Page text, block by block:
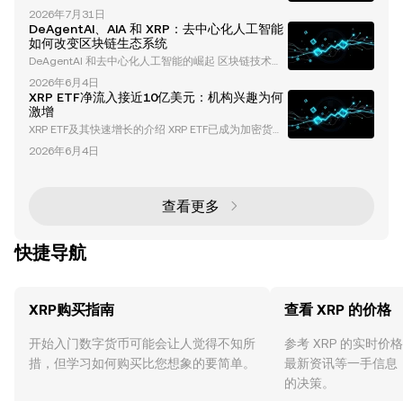
主导地位长期以来一直是理解加密货币市场趋势的重要
指标。历史上，比特币的主导地位反映了比特币在总加
密货币市值中所占的比例。截至目前，比特币的主导地
位已下降至约60-61%，这表明市场动态可能正在发生
变化。这种下降通常与资金流向山寨币相关，为像 以
太坊（ETH） 和 XRP 这样的资产创造了增长机会。 当
比特币的主导地位下降时，通常表明投资者正在将投资
组
2026年7月31日
DeAgentAI、AIA 和 XRP：去中心化人工智能
如何改变区块链生态系统
DeAgentAI 和去中心化人工智能的崛起 区块链技术与
人工智能（AI）的融合正在彻底改变科技领域，催生出
一系列创新项目，重新定义我们与数字生态系统的交互
方式。其中一个开创性的项目是 DeAgentAI ，这是一
种去中心化的 AI 代理基础设施，旨在促进跨多个区块
链网络的安全、可验证和可扩展的交互。凭借其原生代
币 AIA 和卓越的市场表现，DeAgentAI 正在成为加密
2026年6月4日
XRP ETF净流入接近10亿美元：机构兴趣为何
激增
XRP ETF及其快速增长的介绍 XRP ETF已成为加密货币
领域最具变革性的投资工具之一。在推出数周内，其累
计净流入接近10亿美元，这些ETF以前所未有的速度吸
传统金融市场的更广泛影响。 什么是XRP ETF？ XRP E
TF（交易所交易基金）是一种受监管的投资产品，追
2026年6月4日
查看更多
快捷导航
XRP购买指南
开始入门数字货币可能会让人觉得不知所
措，但学习如何购买比您想象的要简单。
查看 XRP 的价格
参考 XRP 的实时价
最新资讯等一手信息
的决策。